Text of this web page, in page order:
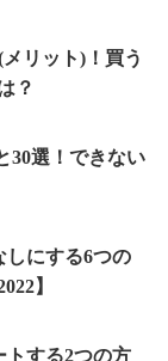
リット)！買う
？
30選！できない
しにする6つの
】
トする2つの方